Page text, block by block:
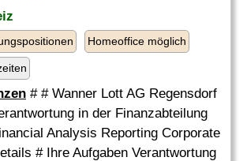
Homeoffice möglich
# # Wanner Lott AG Regensdorf
in der Finanzabteilung
Analysis Reporting Corporate
# Ihre Aufgaben Verantwortung